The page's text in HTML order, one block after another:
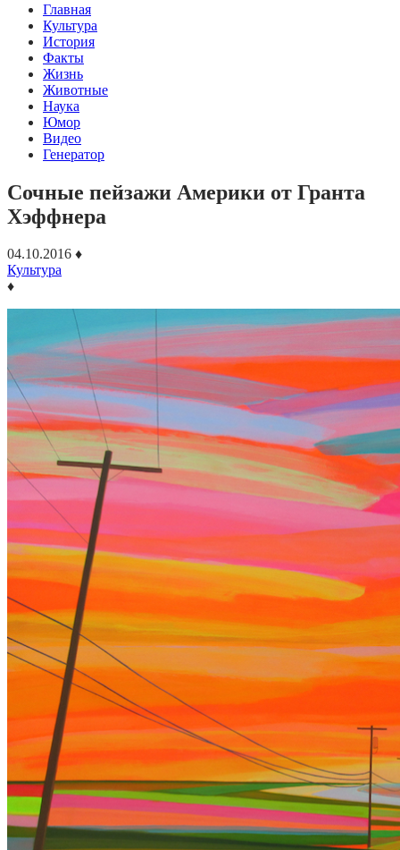
Главная
Культура
История
Факты
Жизнь
Животные
Наука
Юмор
Видео
Генератор
Сочные пейзажи Америки от Гранта
Хэффнера
04.10.2016 ♦
Культура
♦